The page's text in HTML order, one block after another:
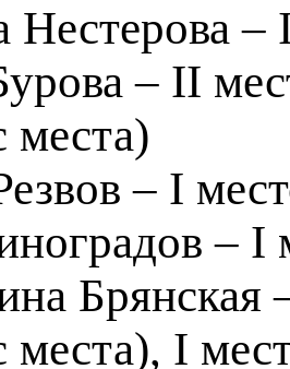
–
– II
места)
– I
– I
места), I